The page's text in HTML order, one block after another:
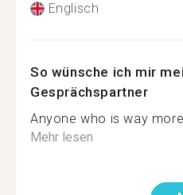
Englisch
So wünsche ich mir
Gesprächspartner
Anyone who is way
Mehr lesen